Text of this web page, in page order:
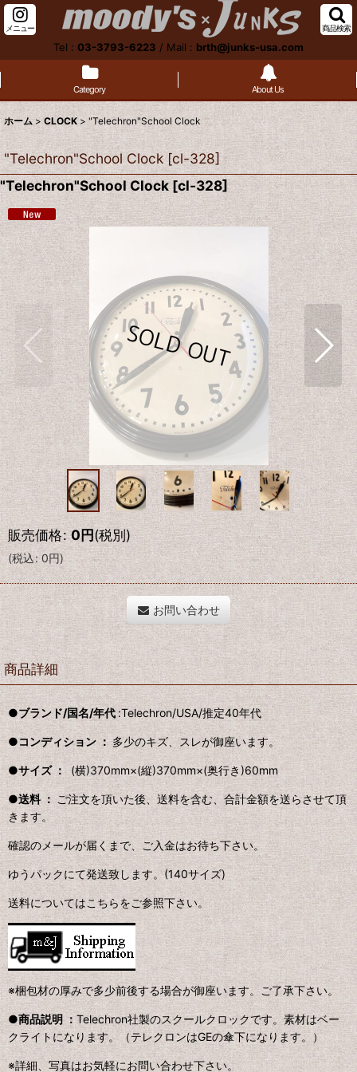
メニュー
Tel : 03-3793-6223 / Mail : brth@junks-usa.com
商品検索
Category About Us
ホーム > CLOCK > "Telechron"School Clock
"Telechron"School Clock [cl-328]
"Telechron"School Clock[cl-328]
販売価格: 0円(税別)
(税込: 0円)
お問い合わせ
商品詳細
●ブランド/国名/年代 :Telechron/USA/推定40年代
●コンディション ：多少のキズ、スレが御座います。
●サイズ ： (横)370mm×(縦)370mm×(奥行き)60mm
●送料 ： ご注文を頂いた後、送料を含む、合計金額を送らさせて頂
きます。
確認のメールが届くまで、ご入金はお待ち下さい。
ゆうパックにて発送致します。(140サイズ)
送料についてはこちらをご参照下さい。
※梱包材の厚みで多少前後する場合が御座います。ご了承下さい。
●商品説明 ：Telechron社製のスクールクロックです。素材はベー
クライトになります。（テレクロンはGEの傘下になります。）
※詳細、写真はお気軽にお問い合わせ下さい。